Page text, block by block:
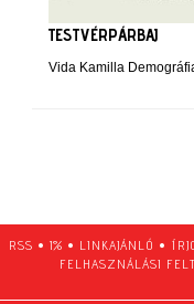
TESTVÉRPÁRBAJ
Vida Kamilla
RSS • 1% • LINKAJÁNLÓ •
FELHASZNÁLÁSI